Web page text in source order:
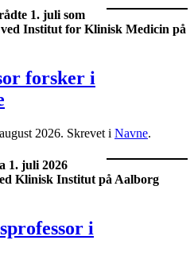
1. juli som
Institut for Klinisk Medicin på
forsker i
2026. Skrevet i Navne.
1. juli 2026
Klinisk Institut på Aalborg
i